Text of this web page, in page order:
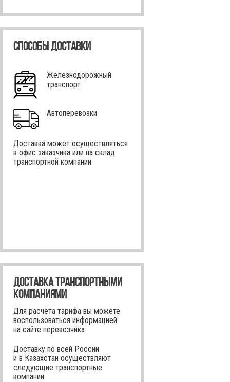
СПОСОБЫ ДОСТАВКИ
Железнодорожный
транспорт
Автоперевозки
Доставка может осуществляться
в офис заказчика или на склад
транспортной компании
ДОСТАВКА ТРАНСПОРТНЫМИ
КОМПАНИЯМИ
Для расчёта тарифа вы можете
воспользоваться информацией
на сайте перевозчика.
Доставку по всей России
и в Казахстан осуществляют
следующие транспортные
компании: